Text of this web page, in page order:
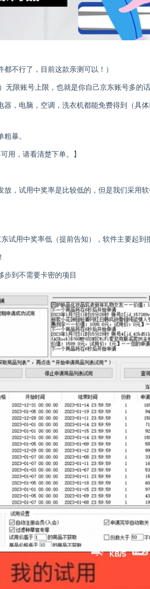
不行了，目前这款亲测可以！）
限账号上限，也就是你自己京东账号多的
，电脑，空调，洗衣机都能免费得到（具
暴。
用，请看清楚下单。】
，试用中奖率是比较低的，但是我们采用
试用中奖率低（提前告知），软件主要起到
步到不需要卡密的项目